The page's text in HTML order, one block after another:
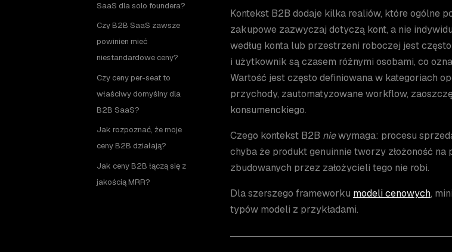
SaaS dla solo foundera?
Czy B2B SaaS zawsze
powinien mieć
niestandardowe ceny?
Czy ceny per-seat to
właściwy domyślny dla
B2B SaaS?
Jak rozpoznać, że moje
ceny B2B działają?
Jak ceny B2B łączą się z
jakością MRR?
Kontekst B2B dodaje kilka realiów, które ogólne
zakupowe zazwyczaj dotyczą kont, a nie
według konta lub przestrzeni roboczej jest
i użytkownik są czasem różnymi osobami, co
Wartość jest często definiowana w kategoriach
przychody, zautomatyzowane workflow,
konsumenckiego.
Czego kontekst B2B niewymaga: procesu
chyba że produkt genuinnie tworzy złożoność
zbudowanych przez założycieli tego nie robi.
Dla szerszego frameworku modeli cenowych,
typów modeli z przykładami.